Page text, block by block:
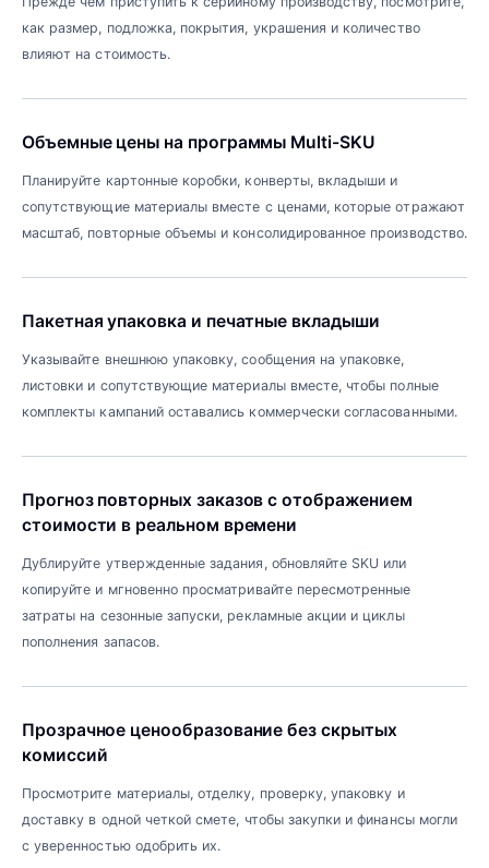
как размер, подложка, покрытия, украшения и количество
влияют на стоимость.
Объемные цены на программы Multi-SKU
Планируйте картонные коробки, конверты, вкладыши и
сопутствующие материалы вместе с ценами, которые отражают
масштаб, повторные объемы и консолидированное производство.
Пакетная упаковка и печатные вкладыши
Указывайте внешнюю упаковку, сообщения на упаковке,
листовки и сопутствующие материалы вместе, чтобы полные
комплекты кампаний оставались коммерчески согласованными.
Прогноз повторных заказов с отображением
стоимости в реальном времени
Дублируйте утвержденные задания, обновляйте SKU или
копируйте и мгновенно просматривайте пересмотренные
затраты на сезонные запуски, рекламные акции и циклы
пополнения запасов.
Прозрачное ценообразование без скрытых
комиссий
Просмотрите материалы, отделку, проверку, упаковку и
доставку в одной четкой смете, чтобы закупки и финансы могли
с уверенностью одобрить их.